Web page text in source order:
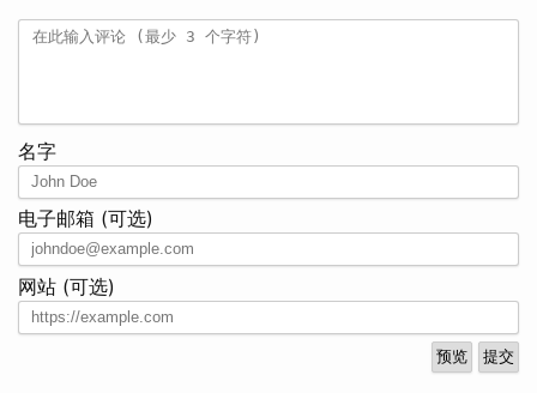
名字
电子邮箱 (可选)
网站 (可选)